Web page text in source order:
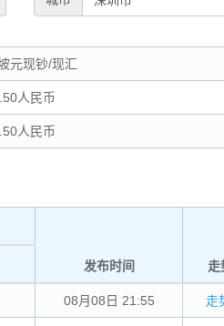
元现钞/现汇
人民币
人民币
发布时间 走
08月08日 21:55 走